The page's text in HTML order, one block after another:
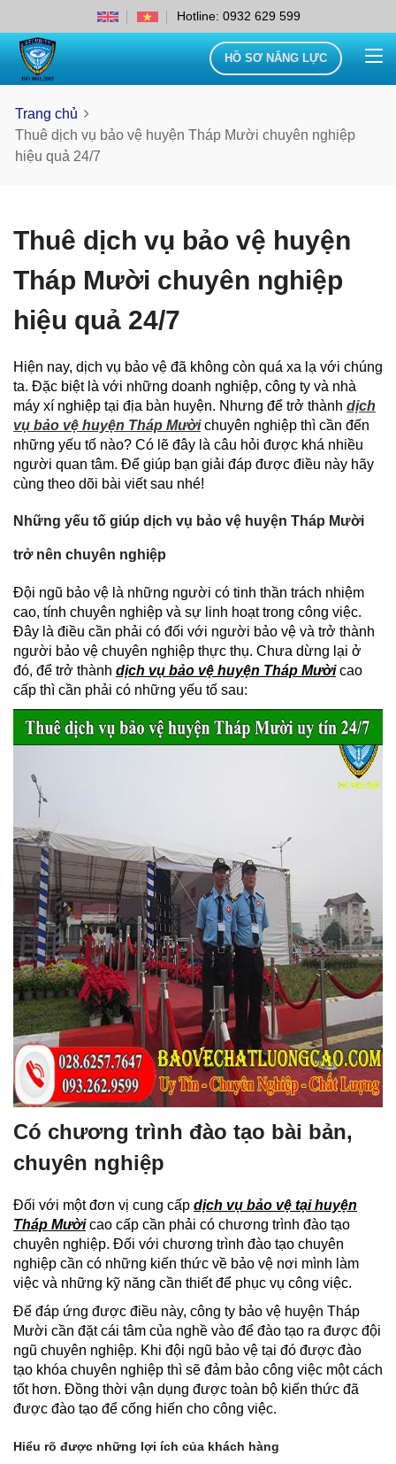
Hotline: 0932 629 599
HỒ SƠ NĂNG LỰC
Trang chủ
Thuê dịch vụ bảo vệ huyện Tháp Mười chuyên nghiệp
hiệu quả 24/7
Thuê dịch vụ bảo vệ huyện
Tháp Mười chuyên nghiệp
hiệu quả 24/7
Hiện nay, dịch vụ bảo vệ đã không còn quá xa lạ với chúng
ta. Đặc biệt là với những doanh nghiệp, công ty và nhà
máy xí nghiệp tại địa bàn huyện. Nhưng để trở thành dịch
vụ bảo vệ huyện Tháp Mườichuyên nghiệp thì cần đến
những yếu tố nào? Có lẽ đây là câu hỏi được khá nhiều
người quan tâm. Để giúp bạn giải đáp được điều này hãy
cùng theo dõi bài viết sau nhé!
Những yếu tố giúp dịch vụ bảo vệ huyện Tháp Mười
trở nên chuyên nghiệp
Đội ngũ bảo vệ là những người có tinh thần trách nhiệm
cao, tính chuyên nghiệp và sự linh hoạt trong công việc.
Đây là điều cần phải có đối với người bảo vệ và trở thành
người bảo vệ chuyên nghiệp thực thụ. Chưa dừng lại ở
đó, để trở thành dịch vụ bảo vệ huyện Tháp Mườicao
cấp thì cần phải có những yếu tố sau:
Có chương trình đào tạo bài bản,
chuyên nghiệp
Đối với một đơn vị cung cấp dịch vụ bảo vệ tại huyện
Tháp Mườicao cấp cần phải có chương trình đào tạo
chuyên nghiệp. Đối với chương trình đào tạo chuyên
nghiệp cần có những kiến thức về bảo vệ nơi mình làm
việc và những kỹ năng cần thiết để phục vụ công việc.
Để đáp ứng được điều này, công ty bảo vệ huyện Tháp
Mười cần đặt cái tâm của nghề vào để đào tạo ra được đội
ngũ chuyên nghiệp. Khi đội ngũ bảo vệ tại đó được đào
tạo khóa chuyên nghiệp thì sẽ đảm bảo công việc một cách
tốt hơn. Đồng thời vận dụng được toàn bộ kiến thức đã
được đào tạo để cống hiến cho công việc.
Hiểu rõ được những lợi ích của khách hàng